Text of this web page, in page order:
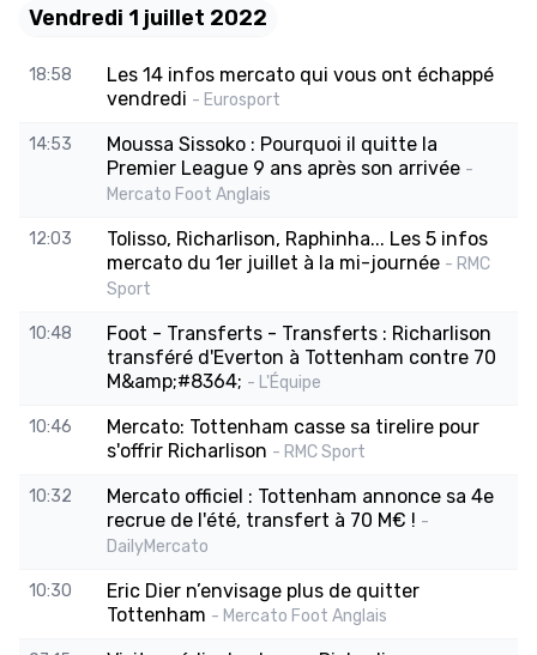
Vendredi 1 juillet 2022
18:58
Les 14 infos mercato qui vous ont échappé
vendredi - Eurosport
14:53
Moussa Sissoko : Pourquoi il quitte la
Premier League 9 ans après son arrivée -
Mercato Foot Anglais
12:03
Tolisso, Richarlison, Raphinha... Les 5 infos
mercato du 1er juillet à la mi-journée - RMC
Sport
10:48
Foot - Transferts - Transferts : Richarlison
transféré d'Everton à Tottenham contre 70
M&amp;#8364; - L'Équipe
10:46
Mercato: Tottenham casse sa tirelire pour
s'offrir Richarlison - RMC Sport
10:32
Mercato officiel : Tottenham annonce sa 4e
recrue de l'été, transfert à 70 M€ ! -
DailyMercato
10:30
Eric Dier n’envisage plus de quitter
Tottenham - Mercato Foot Anglais